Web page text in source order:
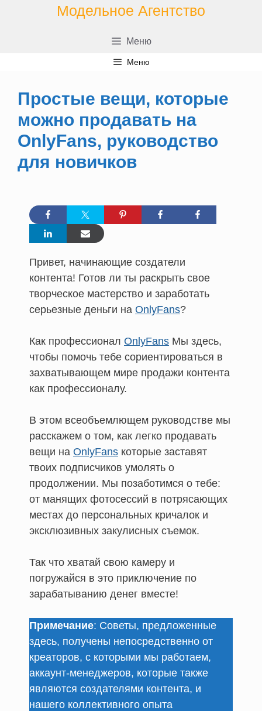
Модельное Агентство
Меню
Меню
Простые вещи, которые
можно продавать на
OnlyFans, руководство
для новичков
Привет, начинающие создатели
контента! Готов ли ты раскрыть свое
творческое мастерство и заработать
серьезные деньги на OnlyFans?
Как профессионал OnlyFans Мы здесь,
чтобы помочь тебе сориентироваться в
захватывающем мире продажи контента
как профессионалу.
В этом всеобъемлющем руководстве мы
расскажем о том, как легко продавать
вещи на OnlyFans которые заставят
твоих подписчиков умолять о
продолжении. Мы позаботимся о тебе:
от манящих фотосессий в потрясающих
местах до персональных кричалок и
эксклюзивных закулисных съемок.
Так что хватай свою камеру и
погружайся в это приключение по
зарабатыванию денег вместе!
Примечание: Советы, предложенные
здесь, получены непосредственно от
креаторов, с которыми мы работаем,
аккаунт-менеджеров, которые также
являются создателями контента, и
нашего коллективного опыта